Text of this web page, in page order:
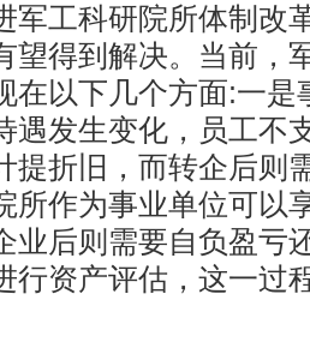
军工科研院所体制改
望得到解决。当前，
在以下几个方面:一是
遇发生变化，员工不
提折旧，而转企后则
所作为事业单位可以
业后则需要自负盈亏
行资产评估，这一过